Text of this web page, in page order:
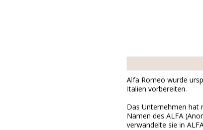
Alfa Romeo wurde
Italien vorbereiten.
Das Unternehmen hat
Namen des ALFA
verwandelte sie in